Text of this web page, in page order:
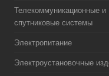
Телекоммуникационные и
спутниковые системы
Электропитание
Электроустановочные